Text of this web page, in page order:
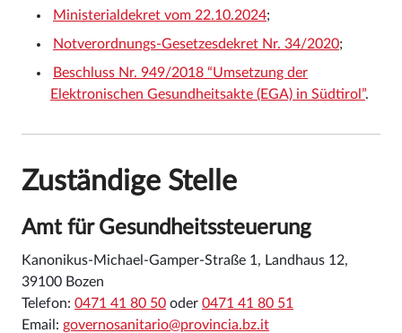
Ministerialdekret vom 22.10.2024;
Notverordnungs-Gesetzesdekret Nr. 34/2020;
Beschluss Nr. 949/2018 “Umsetzung der
Elektronischen Gesundheitsakte (EGA) in Südtirol”.
Zuständige Stelle
Amt für Gesundheitssteuerung
Kanonikus-Michael-Gamper-Straße 1, Landhaus 12,
39100 Bozen
Telefon: 0471 41 80 50 oder 0471 41 80 51
Email: governosanitario@provincia.bz.it